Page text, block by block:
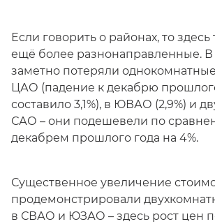
Если говорить о районах, то
ещё более разнонаправленные. В
заметно потеряли
ЦАО (падение к декабрю
составило 3,1%), в ЮВАО (2,9%) и
САО – они подешевели по
декабрем прошлого года на 4%.
Существенное увеличение
продемонстрировали
в СВАО и ЮЗАО – здесь рост цен